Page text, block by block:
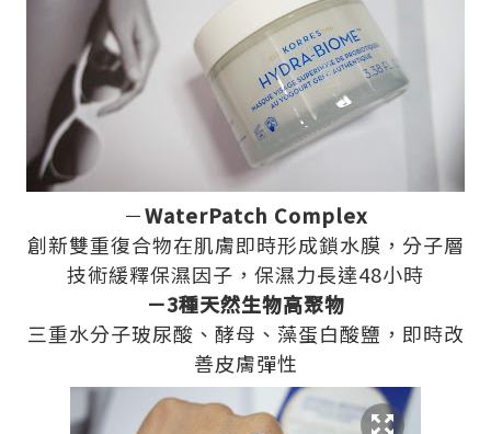
－WaterPatch Complex
創新雙重復合物在肌膚即時形成鎖水膜，分子層
技術緩釋保濕因子，保濕力長達48小時
－3種天然生物高聚物
三重水分子玻尿酸、酵母、藻蛋白酸鹽，即時改
善皮膚彈性